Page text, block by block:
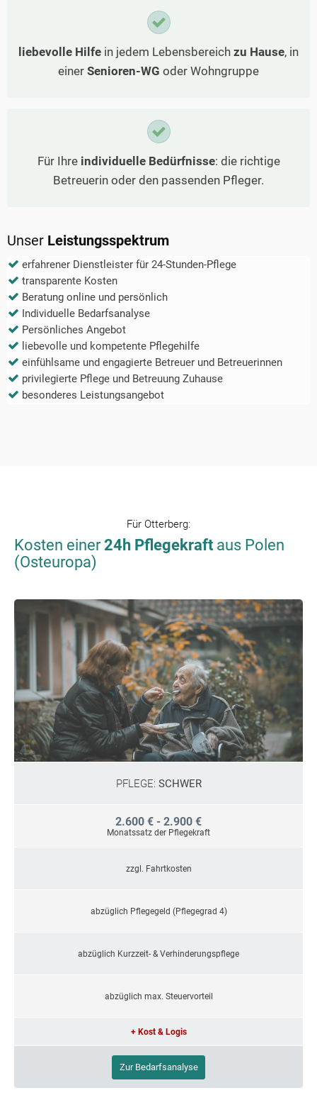
liebevolle Hilfe in jedem Lebensbereich zu Hause, in
einer Senioren-WG oder Wohngruppe
Für Ihre individuelle Bedürfnisse: die richtige
Betreuerin oder den passenden Pfleger.
Unser Leistungsspektrum
erfahrener Dienstleister für 24-Stunden-Pflege
transparente Kosten
Beratung online und persönlich
Individuelle Bedarfsanalyse
Persönliches Angebot
liebevolle und kompetente Pflegehilfe
einfühlsame und engagierte Betreuer und Betreuerinnen
privilegierte Pflege und Betreuung Zuhause
besonderes Leistungsangebot
Für Otterberg:
Kosten einer24h Pflegekraft aus Polen
(Osteuropa)
PFLEGE: SCHWER
2.600 € - 2.900 €
Monatssatz der Pflegekraft
zzgl. Fahrtkosten
abzüglich Pflegegeld (Pflegegrad 4)
abzüglich Kurzzeit- & Verhinderungspflege
abzüglich max. Steuervorteil
+ Kost & Logis
Zur Bedarfsanalyse